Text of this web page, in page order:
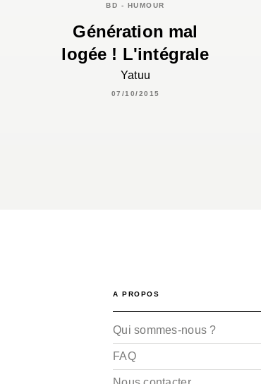
BD - HUMOUR
Génération mal
logée ! L'intégrale
Yatuu
07/10/2015
A PROPOS
Qui sommes-nous ?
FAQ